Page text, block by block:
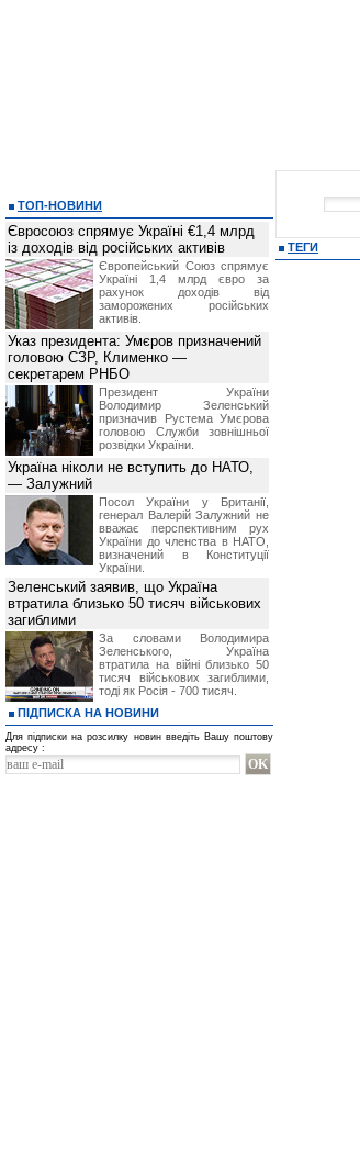
ТЕГИ
ТОП-НОВИНИ
Євросоюз спрямує Україні €1,4 млрд
із доходів від російських активів
Європейський Союз спрямує
Україні 1,4 млрд євро за
рахунок доходів від
заморожених російських
активів.
Указ президента: Умєров призначений
головою СЗР, Клименко —
секретарем РНБО
Президент України
Володимир Зеленський
призначив Pустема Умєрова
головою Служби зовнішньої
розвідки України.
Україна ніколи не вступить до НАТО,
— Залужний
Посол України у Британії,
генерал Валерій Залужний не
вважає перспективним рух
України до членства в НАТО,
визначений в Конституції
України.
Зеленський заявив, що Україна
втратила близько 50 тисяч військових
загиблими
За словами Володимира
Зеленського, Україна
втратила на війні близько 50
тисяч військових загиблими,
тоді як Росія - 700 тисяч.
ПІДПИСКА НА НОВИНИ
Для підписки на розсилку новин введіть Вашу поштову
адресу :